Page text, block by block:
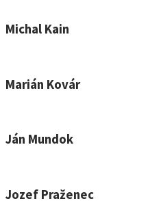
Michal Kain
Marián Kovár
Ján Mundok
Jozef Praženec